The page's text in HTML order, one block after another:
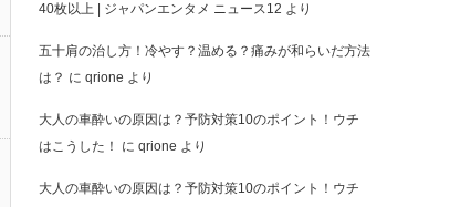
40枚以上 | ジャパンエンタメ ニュース12 より
五十肩の治し方！冷やす？温める？痛みが和らいだ方法
は？ に qrione より
大人の車酔いの原因は？予防対策10のポイント！ウチ
はこうした！
に qrione より
大人の車酔いの原因は？予防対策10のポイント！ウチ